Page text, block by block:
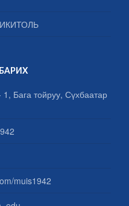
Бага тойруу, Сүхбаатар
muis1942